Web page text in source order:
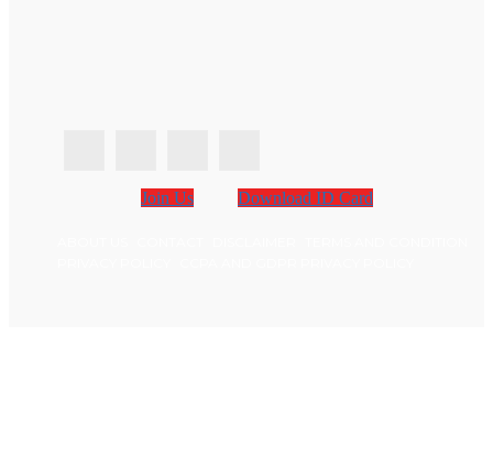
Join Us Download ID Card